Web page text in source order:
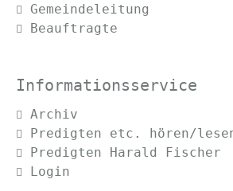
überspringen
Gemeindeleitung
Beauftragte
Informationsservice
Navigation
überspringen
Archiv
Predigten etc. hören/
Predigten Harald Fischer
Login